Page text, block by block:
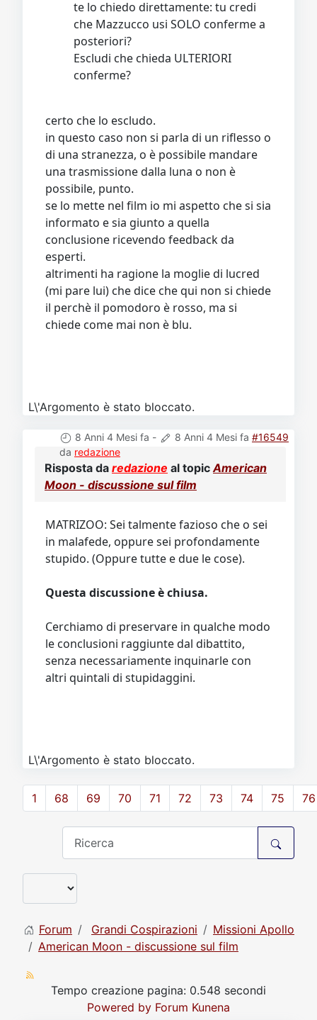
te lo chiedo direttamente: tu credi
che Mazzucco usi SOLO conferme a
posteriori?
Escludi che chieda ULTERIORI
conferme?
certo che lo escludo.
in questo caso non si parla di un riflesso o
di una stranezza, o è possibile mandare
una trasmissione dalla luna o non è
possibile, punto.
se lo mette nel film io mi aspetto che si sia
informato e sia giunto a quella
conclusione ricevendo feedback da
esperti.
altrimenti ha ragione la moglie di lucred
(mi pare lui) che dice che qui non si chiede
il perchè il pomodoro è rosso, ma si
chiede come mai non è blu.
L\'Argomento è stato bloccato.
8 Anni 4 Mesi fa - 8 Anni 4 Mesi fa #16549
da redazione
Risposta da redazione al topicAmerican
Moon - discussione sul film
MATRIZOO: Sei talmente fazioso che o sei
in malafede, oppure sei profondamente
stupido. (Oppure tutte e due le cose).
Questa discussione è chiusa.
Cerchiamo di preservare in qualche modo
le conclusioni raggiunte dal dibattito,
senza necessariamente inquinarle con
altri quintali di stupidaggini.
L\'Argomento è stato bloccato.
1 68 69 70 71 72 73 74 75 76
Forum Grandi Cospirazioni
Missioni Apollo
American Moon - discussione sul film
Tempo creazione pagina: 0.548 secondi
Powered by Forum Kunena